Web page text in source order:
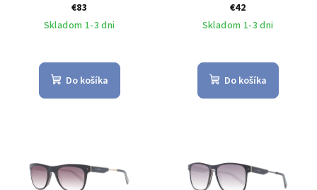
€83
Skladom 1-3 dni
Do košíka
€42
Skladom 1-3 dni
Do košíka